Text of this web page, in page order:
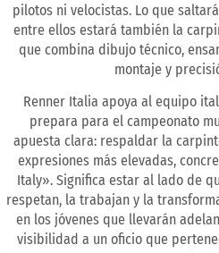
pilotos ni velocistas. Lo que
entre ellos estará también la
que combina dibujo técnico,
montaje y
Renner Italia apoya al equipo
prepara para el campeonato
apuesta clara: respaldar la
expresiones más elevadas,
Italy». Significa estar al lado de
respetan, la trabajan y la
en los jóvenes que llevarán
visibilidad a un oficio que